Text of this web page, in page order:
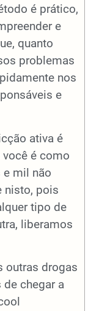
é prático,
e
quanto
problemas
nos
e
ativa é
você é como
e mil não
nisto, pois
tipo de
liberamos
outras drogas
chegar a